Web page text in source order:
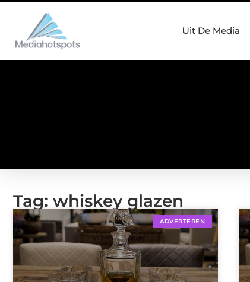
Uit De Media
Tag: whiskey glazen
ADVERTEREN